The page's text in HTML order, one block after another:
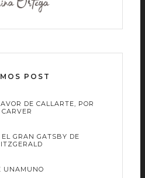
POST
DE CALLARTE, POR
GRAN GATSBY DE
UNAMUNO